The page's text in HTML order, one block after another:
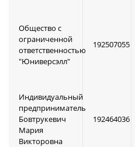
Общество с
ограниченной
ответственностью
"Юниверсэлл"
192507055
Индивидуальный
предприниматель
Бовтрукевич
Мария
Викторовна
192464036